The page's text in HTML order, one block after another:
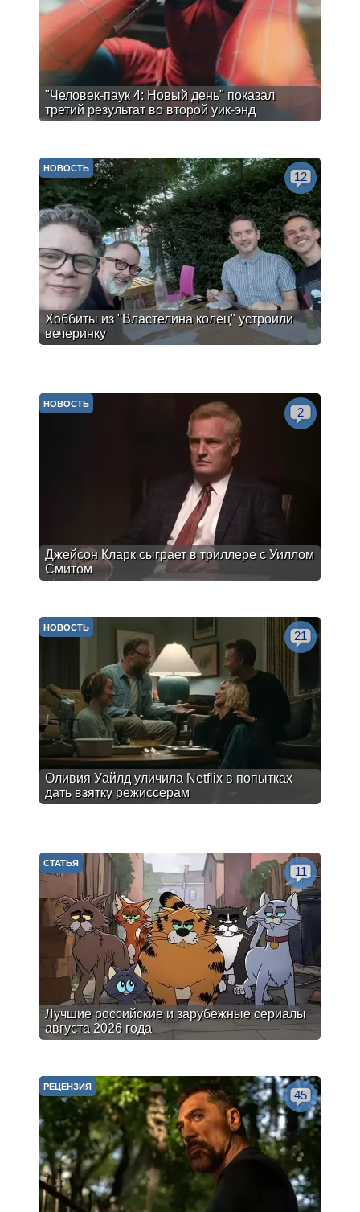
"Человек-паук 4: Новый день" показал
третий результат во второй уик-энд
Хоббиты из "Властелина колец" устроили
вечеринку
НОВОСТЬ
12
Джейсон Кларк сыграет в триллере с Уиллом
Смитом
НОВОСТЬ
2
Оливия Уайлд уличила Netflix в попытках
дать взятку режиссерам
НОВОСТЬ
21
Лучшие российские и зарубежные сериалы
августа 2026 года
СТАТЬЯ
11
РЕЦЕНЗИЯ
45